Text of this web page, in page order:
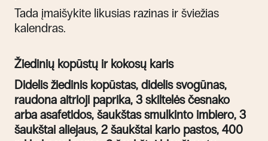
Tada įmaišykite likusias razinas ir šviežias
kalendras.
Žiedinių kopūstų ir kokosų karis
Didelis žiedinis kopūstas, didelis svogūnas,
raudona aitrioji paprika, 3 skiltelės česnako
arba asafetidos, šaukštas smulkinto imbiero, 3
šaukštai aliejaus, 2 šaukštai kario pastos, 400